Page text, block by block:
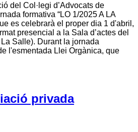
del Col·legi d’Advocats de
formativa “LO 1/2025 A LA
es celebrarà el proper dia 1 d'abril,
presencial a la Sala d’actes del
Salle). Durant la jornada
l'esmentada Llei Orgànica, que
privada